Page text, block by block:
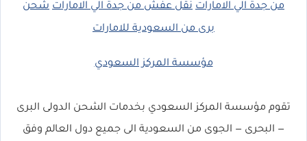
من جدة الي الامارات نقل عفش من جدة الي الامارات شحن
برى من السعودية للامارات
مؤسسة المركز السعودي
تقوم مؤسسة المركز السعودي بخدمات الشحن الدولى البرى
— البحرى — الجوى من السعودية الى جميع دول العالم وفق